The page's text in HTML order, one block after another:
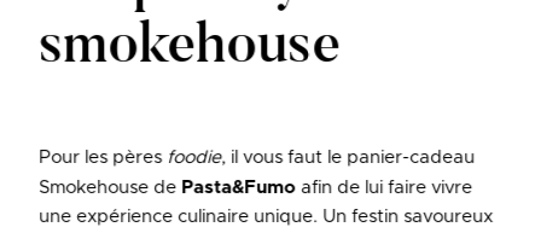
smokehouse
Pour les pères foodie, il vous faut le panier-cadeau
Smokehouse de Pasta&Fumo afin de lui faire vivre
une expérience culinaire unique. Un festin savoureux